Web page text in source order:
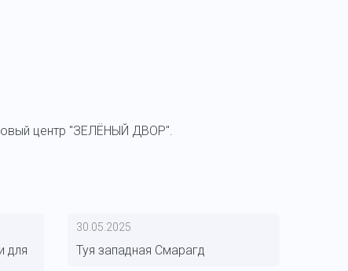
центр "ЗЕЛЁНЫЙ ДВОР".
для
30.05.2025
Туя западная Смарагд